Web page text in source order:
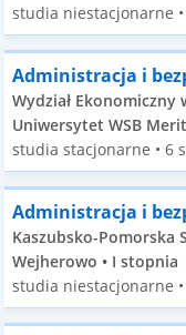
studia niestacjonarne
Administracja i
Wydział Ekonomiczny
Uniwersytet WSB
studia stacjonarne • 6
Administracja i
Kaszubsko-Pomorska
Wejherowo • I stopnia
studia niestacjonarne